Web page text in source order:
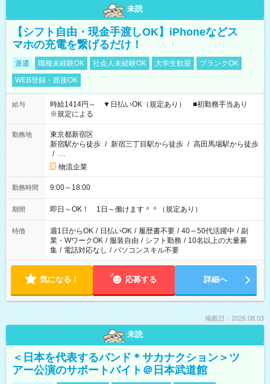
未読
【シフト自由・現金手渡しOK】iPhoneなどス
マホの充電を繋げるだけ！
派遣 職種未経験OK 社会人未経験OK 大学生歓迎
ブランクOK
WEB登録・面接OK
給与
時給1414円～ ▼日払いOK（規定あり） ■初勤務手当あり
※規定による
勤務地
東京都新宿区
新宿駅から徒歩 / 新宿三丁目駅から徒歩 / 高田馬場駅から徒歩
/ …
物流企業
勤務時間 9:00～18:00
期間 即日～OK！ 1日～働けます＾＾（規定あり）
特徴 週1日からOK / 日払いOK / 履歴書不要 / 40～50代活躍中 / 副
業・WワークOK / 服装自由 / シフト勤務 / 10名以上の大量募
集 / 電話対応なし / パソコンスキル不要
気になる！ 応募する 詳細へ
掲載日：2026.08.03
未読
＜日本を代表するバンド＊サカナクション＞ツ
アー公演のサポートバイト＠日本武道館